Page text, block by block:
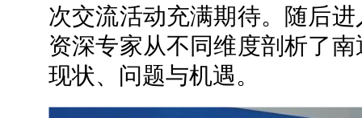
次交流活动充满期待。随后
资深专家从不同维度剖析了
现状、问题与机遇。